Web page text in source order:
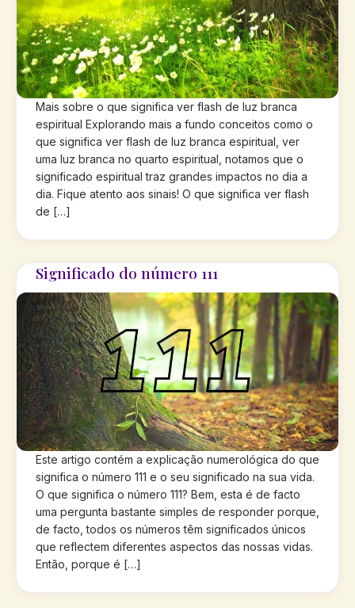
Mais sobre o que significa ver flash de luz branca
espiritual Explorando mais a fundo conceitos como o
que significa ver flash de luz branca espiritual, ver
uma luz branca no quarto espiritual, notamos que o
significado espiritual traz grandes impactos no dia a
dia. Fique atento aos sinais! O que significa ver flash
de […]
Significado do número 111
Este artigo contém a explicação numerológica do que
significa o número 111 e o seu significado na sua vida.
O que significa o número 111? Bem, esta é de facto
uma pergunta bastante simples de responder porque,
de facto, todos os números têm significados únicos
que reflectem diferentes aspectos das nossas vidas.
Então, porque é […]